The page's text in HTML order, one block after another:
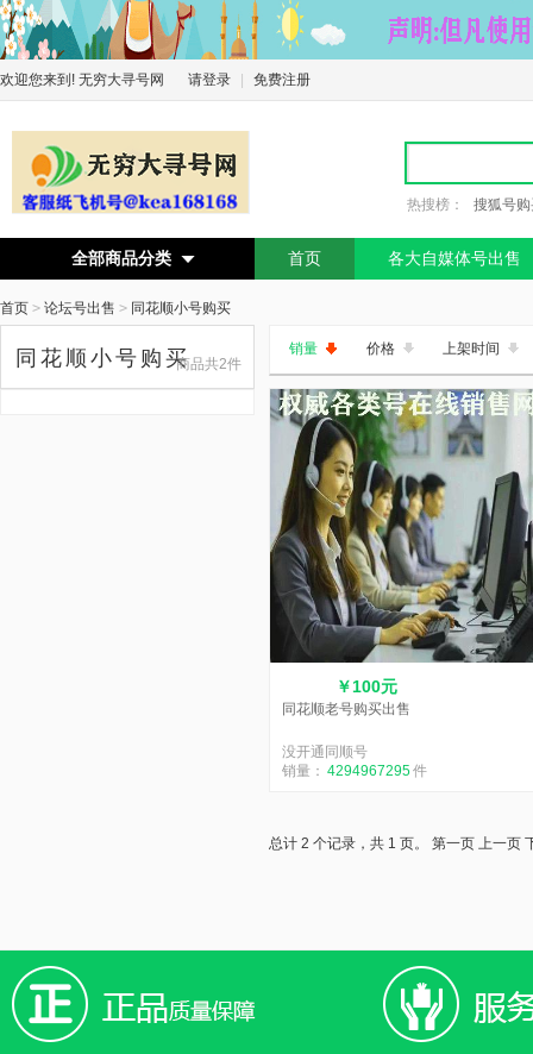
欢迎您来到! 无穷大寻号网 请登录 免费注册
热搜榜： 搜狐号
全部商品分类  首页 各大自媒体号出售
首页 > 论坛号出售 > 同花顺小号购买
同花顺小号购买商品共2件
销量 价格 上架时间
￥100元
同花顺老号购买出售
没开通同顺号
销量： 4294967295件
总计 2 个记录，共 1 页。 第一页 上一页